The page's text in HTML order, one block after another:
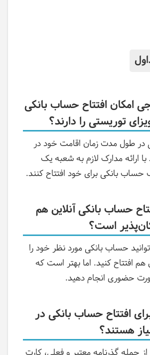
امکان افتتاح حساب بانکی
توریستی را دارند؟
در طول مدت زمان اقامت خود در
با ارائه مدارک لازم به شعبه یک
حساب بانکی برای خود افتتاح کنند.
حساب بانکی آنلاین هم
است؟
حساب بانکی مورد نظر خود را
هم افتتاح کنید. اما بهتر است که
حضوری انجام دهید.
افتتاح حساب بانکی در
هستند؟